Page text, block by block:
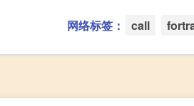
网络标签： call